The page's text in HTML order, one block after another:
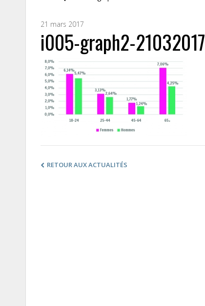
21 mars 2017
i005-graph2-21032017
RETOUR AUX ACTUALITÉS